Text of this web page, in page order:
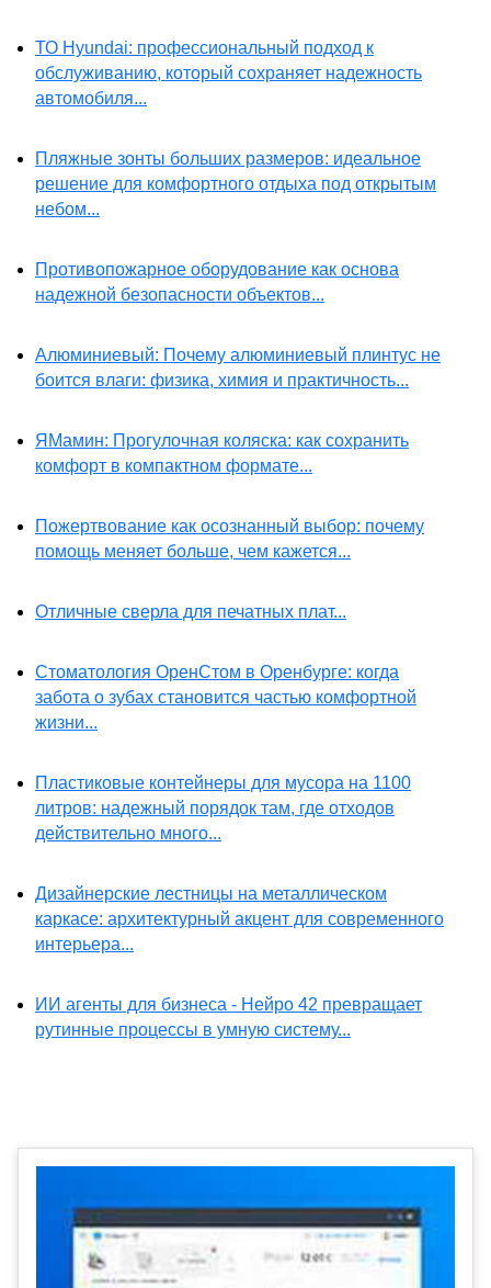
ТО Hyundai: профессиональный подход к
обслуживанию, который сохраняет надежность
автомобиля...
Пляжные зонты больших размеров: идеальное
решение для комфортного отдыха под открытым
небом...
Противопожарное оборудование как основа
надежной безопасности объектов...
Алюминиевый: Почему алюминиевый плинтус не
боится влаги: физика, химия и практичность...
ЯМамин: Прогулочная коляска: как сохранить
комфорт в компактном формате...
Пожертвование как осознанный выбор: почему
помощь меняет больше, чем кажется...
Отличные сверла для печатных плат...
Стоматология ОренСтом в Оренбурге: когда
забота о зубах становится частью комфортной
жизни...
Пластиковые контейнеры для мусора на 1100
литров: надежный порядок там, где отходов
действительно много...
Дизайнерские лестницы на металлическом
каркасе: архитектурный акцент для современного
интерьера...
ИИ агенты для бизнеса - Нейро 42 превращает
рутинные процессы в умную систему...